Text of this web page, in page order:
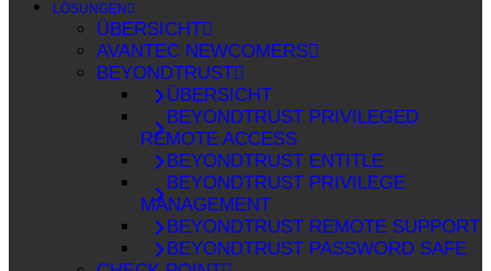
LÖSUNGEN
ÜBERSICHT
AVANTEC NEWCOMERS
BEYONDTRUST
ÜBERSICHT
BEYONDTRUST PRIVILEGED
REMOTE ACCESS
BEYONDTRUST ENTITLE
BEYONDTRUST PRIVILEGE
MANAGEMENT
BEYONDTRUST REMOTE SUPPORT
BEYONDTRUST PASSWORD SAFE